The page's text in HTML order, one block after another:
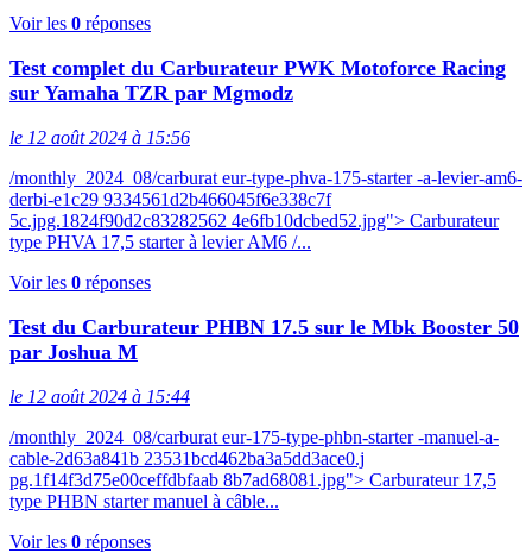
Voir les 0 réponses
Test complet du Carburateur PWK Motoforce Racing
sur Yamaha TZR par Mgmodz
le 12 août 2024 à 15:56
/monthly_2024_08/carburat eur-type-phva-175-starter -a-levier-am6-
derbi-e1c29 9334561d2b466045f6e338c7f
5c.jpg.1824f90d2c83282562 4e6fb10dcbed52.jpg"> Carburateur
type PHVA 17,5 starter à levier AM6 /...
Voir les 0 réponses
Test du Carburateur PHBN 17.5 sur le Mbk Booster 50
par Joshua M
le 12 août 2024 à 15:44
/monthly_2024_08/carburat eur-175-type-phbn-starter -manuel-a-
cable-2d63a841b 23531bcd462ba3a5dd3ace0.j
pg.1f14f3d75e00ceffdbfaab 8b7ad68081.jpg"> Carburateur 17,5
type PHBN starter manuel à câble...
Voir les 0 réponses